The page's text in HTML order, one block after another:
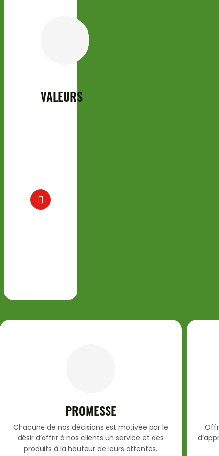
VALEURS
PROMESSE
Chacune de nos décisions est motivée par le
désir d’offrir à nos clients un service et des
produits à la hauteur de leurs attentes.